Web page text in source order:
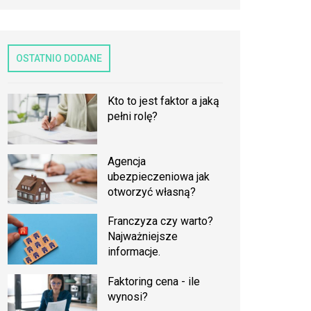
OSTATNIO DODANE
Kto to jest faktor a jaką
pełni rolę?
Agencja
ubezpieczeniowa jak
otworzyć własną?
Franczyza czy warto?
Najważniejsze
informacje.
Faktoring cena - ile
wynosi?